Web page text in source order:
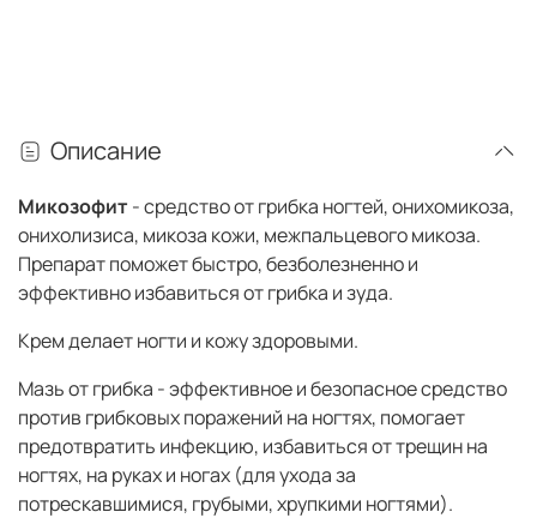
Описание
Микозофит - средство от грибка ногтей, онихомикоза,
онихолизиса, микоза кожи, межпальцевого микоза.
Препарат поможет быстро, безболезненно и
эффективно избавиться от грибка и зуда.
Крем делает ногти и кожу здоровыми.
Мазь от грибка - эффективное и безопасное средство
против грибковых поражений на ногтях, помогает
предотвратить инфекцию, избавиться от трещин на
ногтях, на руках и ногах (для ухода за
потрескавшимися, грубыми, хрупкими ногтями).